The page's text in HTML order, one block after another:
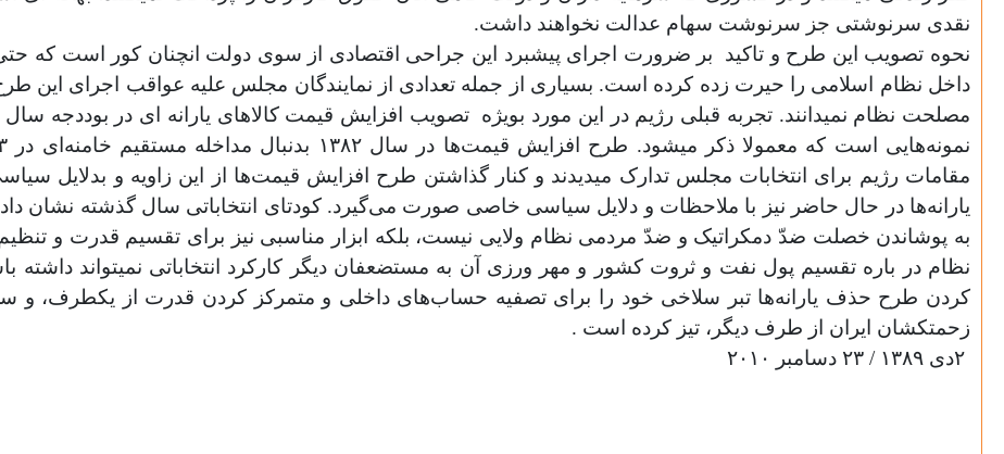
نقدی سرنوشتی جز سرنوشت سهام عدالت نخواهند داشت.
نحوه تصویب این طرح و تاکید
بر ضرورت اجرای پیشبرد این جراحی اقتصادی از سوی دولت انچنان کور است که
داخل نظام اسلامی را حیرت زده کرده است. بسیاری از جمله تعدادی از نمایندگان مجلس علیه عواقب اجرای این
مصلحت نظام نمیدانند. تجربه قبلی‌ رژیم در این مورد بویژه تصویب افزایش قیمت کالا‌های یارانه ای‌ در بوددجه سال ۱۳۸۲ که به افزایش تورم و
نمونه‌هایی‌ است که معمولا ذکر میشود. طرح افزایش قیمت‌ها در سال ۱۳۸۲ بدنبال مداخله مستقیم خامنه‌ای در ۲۳ خرداد ماه آن سال متوقف شد. در سال ۱۳۸۲
مقامات رژیم برای انتخابات مجلس تدارک میدیدند و کنار گذاشتن طرح افزایش قیمت‌ها از این زاویه و بدلایل
یارانه‌ها در حال حاضر نیز با ملاحظات و دلایل سیاسی خاصی‌ صورت می‌گیرد. کودتای انتخاباتی سال گذشته نشان
به پوشاندن خصلت ضدّ دمکراتیک و ضدّ مردمی نظام ولایی نیست، بلکه ابزار مناسبی نیز برای تقسیم قدرت و
نظام در باره تقسیم پول نفت و ثروت کشور و مهر ورزی آن به مستضعفان دیگر کارکرد انتخاباتی نمیتواند داشته
کردن طرح حذف یارانه‌ها تبر سلاخی خود را برای تصفیه حساب‌های داخلی‌ و متمرکز کردن قدرت از یکطرف، و
زحمتکشان ایران از طرف دیگر، تیز کرده است .
۲دی‌ ۱۳۸۹ / ۲۳ دسامبر ۲۰۱۰